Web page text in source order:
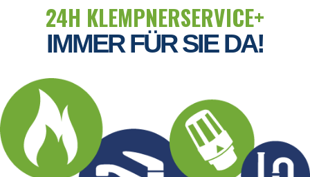
24H KLEMPNERSERVICE+
IMMER FÜR SIE DA!